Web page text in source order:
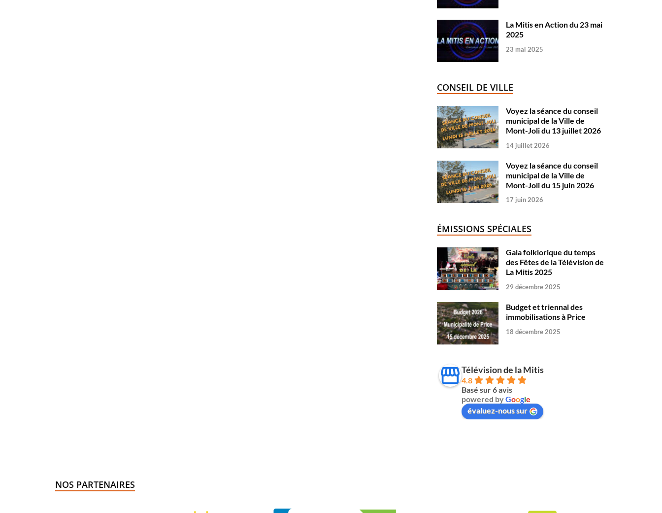
La Mitis en Action du 23 mai
2025
23 mai 2025
CONSEIL DE VILLE
Voyez la séance du conseil
municipal de la Ville de
Mont-Joli du 13 juillet 2026
14 juillet 2026
Voyez la séance du conseil
municipal de la Ville de
Mont-Joli du 15 juin 2026
17 juin 2026
ÉMISSIONS SPÉCIALES
Gala folklorique du temps
des Fêtes de la Télévision de
La Mitis 2025
29 décembre 2025
Budget et triennal des
immobilisations à Price
18 décembre 2025
Télévision de la Mitis
4.8
Basé sur 6 avis
powered byGoogle
évaluez-nous sur
NOS PARTENAIRES